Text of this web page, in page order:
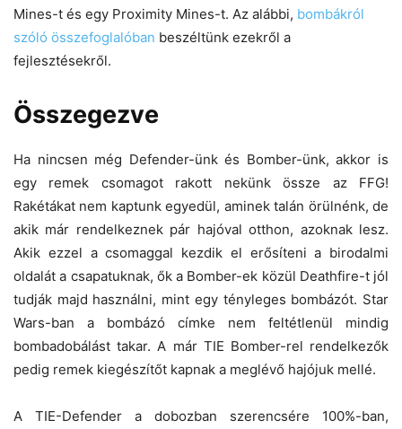
Mines-t és egy Proximity Mines-t. Az alábbi, bombákról
szóló összefoglalóban beszéltünk ezekről a
fejlesztésekről.
Összegezve
Ha nincsen még Defender-ünk és Bomber-ünk, akkor is
egy remek csomagot rakott nekünk össze az FFG!
Rakétákat nem kaptunk egyedül, aminek talán örülnénk, de
akik már rendelkeznek pár hajóval otthon, azoknak lesz.
Akik ezzel a csomaggal kezdik el erősíteni a birodalmi
oldalát a csapatuknak, ők a Bomber-ek közül Deathfire-t jól
tudják majd használni, mint egy tényleges bombázót. Star
Wars-ban a bombázó címke nem feltétlenül mindig
bombadobálást takar. A már TIE Bomber-rel rendelkezők
pedig remek kiegészítőt kapnak a meglévő hajójuk mellé.
A TIE-Defender a dobozban szerencsére 100%-ban,